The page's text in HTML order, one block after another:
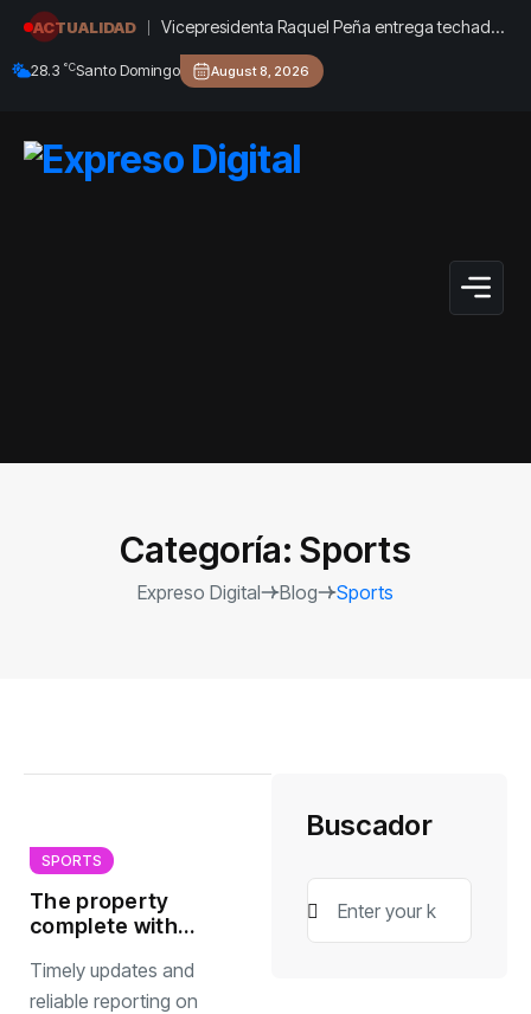
ACTUALIDAD
Vicepresidenta Raquel Peña entrega techado
de la Escuela Javier Antonio Castillo Pérez, en
Azua
28.3 °CSanto Domingo August 8, 2026
Categoría:Sports
Expreso Digital Blog Sports
SPORTS
The property
complete with
room comfort
begins
Timely updates and
reliable reporting on
Buscador